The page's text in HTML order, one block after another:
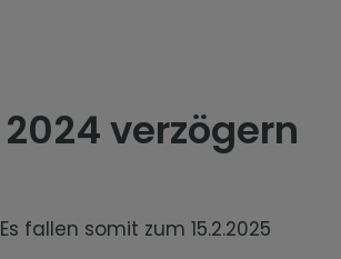
verzögern
fallen somit zum 15.2.2025